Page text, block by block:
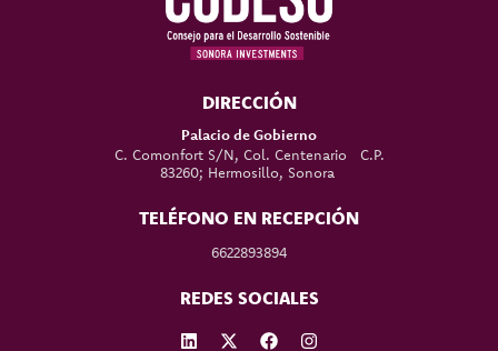
DIRECCIÓN
Palacio de Gobierno
C. Comonfort S/N, Col. Centenario C.P.
83260; Hermosillo, Sonora
TELÉFONO EN RECEPCIÓN
6622893894
REDES SOCIALES